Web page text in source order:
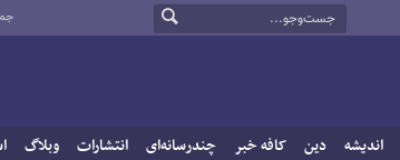
جمعه
اندیشه دین کافه خبر چندرسانه‌ای انتشارات وبلاگ